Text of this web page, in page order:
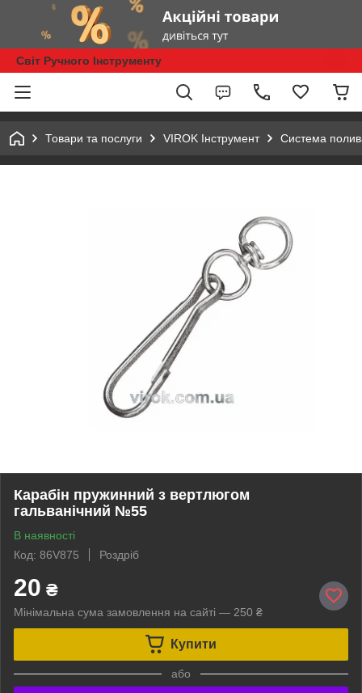
Світ Ручного Інструменту
Товари та послуги VIROK Інструмент Система
Карабін пружинний з вертлюгом
гальванічний №55
В наявності
Код: 86V875
Роздріб
20 ₴
Мінімальна сума замовлення на сайті — 250 ₴
Купити
або